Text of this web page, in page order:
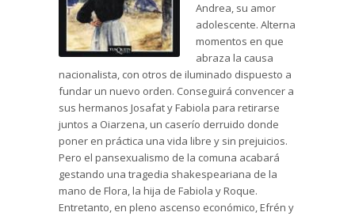
Andrea, su amor
adolescente. Alterna
momentos en que
abraza la causa
nacionalista, con otros de iluminado dispuesto a
fundar un nuevo orden. Conseguirá convencer a
sus hermanos Josafat y Fabiola para retirarse
juntos a Oiarzena, un caserío derruido donde
poner en práctica una vida libre y sin prejuicios.
Pero el pansexualismo de la comuna acabará
gestando una tragedia shakespeariana de la
mano de Flora, la hija de Fabiola y Roque.
Entretanto, en pleno ascenso económico, Efrén y